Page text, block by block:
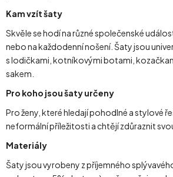
Kam vzít šaty
Skvěle se hodí na různé společenské
nebo na každodenní nošení. Šaty jsou
s lodičkami, kotníkovými botami,
sakem.
Pro koho jsou šaty určeny
Pro ženy, které hledají pohodlné a stylové
neformální příležitosti a chtějí zdůraznit
Materiály
Šaty jsou vyrobeny z příjemného